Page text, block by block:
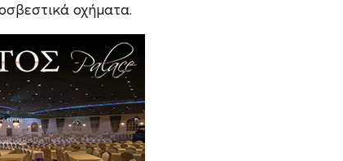
οχήματα.